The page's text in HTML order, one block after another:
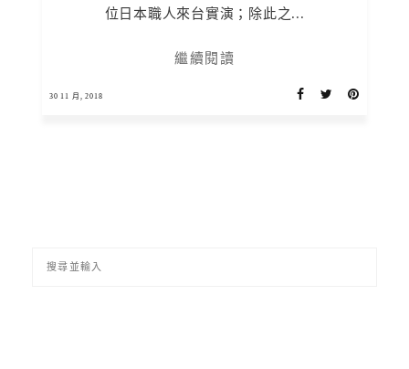
位日本職人來台實演；除此之...
繼續閱讀
30 11 月, 2018